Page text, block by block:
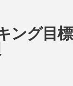
ング目標